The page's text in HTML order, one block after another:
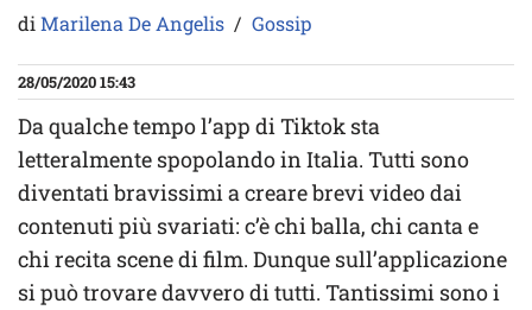
diMarilena De Angelis Gossip
28/05/2020 15:43
Da qualche tempo l’app di Tiktok sta
letteralmente spopolando in Italia. Tutti sono
diventati bravissimi a creare brevi video dai
contenuti più svariati: c’è chi balla, chi canta e
chi recita scene di film. Dunque sull’applicazione
si può trovare davvero di tutti. Tantissimi sono i